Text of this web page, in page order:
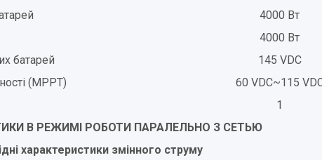
4000 Вт
4000 Вт
батарей
145 VDC
(MPPT)
60 VDC~115
1
В РЕЖИМІ РОБОТИ ПАРАЛЕЛЬНО З СЕТЬЮ
характеристики змінного струму